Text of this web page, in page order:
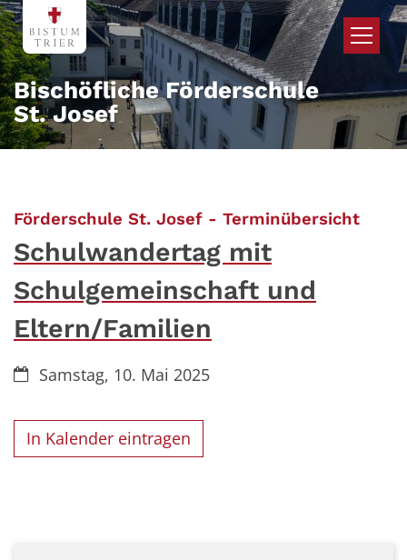
Zum Inhalt springen
Bischöfliche Förderschule
St. Josef
Förderschule St. Josef - Terminübersicht:
Schulwandertag mit
Schulgemeinschaft und
Eltern/Familien
Datum:Samstag, 10. Mai 2025
In Kalender eintragen